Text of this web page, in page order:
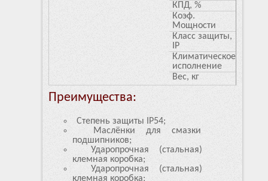
КПД, %
Коэф.
Мощности
Класс защиты,
IP
Климатическое
исполнение
Вес, кг
Преимущества:
Степень защиты IP54;
Маслёнки для смазки
подшипников;
Ударопрочная (стальная)
клемная коробка;
Ударопрочная (стальная)
клемная коробка;